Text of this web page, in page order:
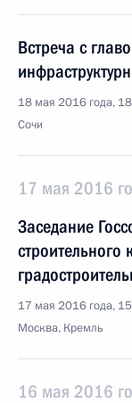
Встреча с
18 мая 2016 года,
Сочи
17 мая 2016
Заседание
строительного
17 мая 2016 года,
Москва, Кремль
16 мая 2016